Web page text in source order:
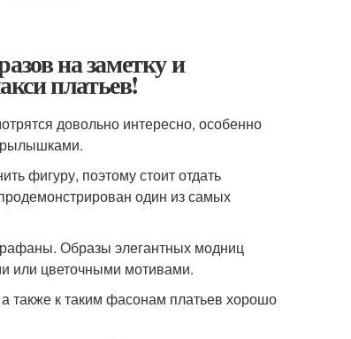
на заметку и
платьев!
довольно интересно, особенно
фигуру, поэтому стоит отдать
один из самых
Образы элегантных модниц
или цветочными мотивами.
также к таким фасонам платьев хорошо